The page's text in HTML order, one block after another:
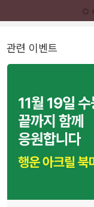
관련 이벤트